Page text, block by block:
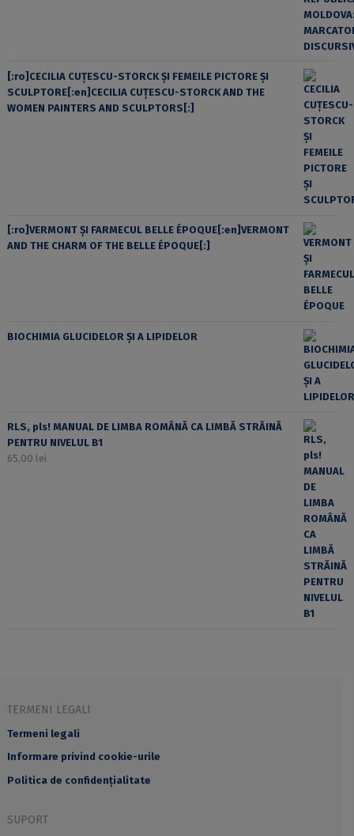
[:ro]CECILIA CUŢESCU-STORCK ŞI FEMEILE PICTORE ŞI
SCULPTORE[:en]CECILIA CUŢESCU-STORCK AND THE
WOMEN PAINTERS AND SCULPTORS[:]
[:ro]VERMONT ȘI FARMECUL BELLE ÉPOQUE[:en]VERMONT
AND THE CHARM OF THE BELLE ÉPOQUE[:]
BIOCHIMIA GLUCIDELOR ȘI A LIPIDELOR
RLS, pls! MANUAL DE LIMBA ROMÂNĂ CA LIMBĂ STRĂINĂ
PENTRU NIVELUL B1
65,00 lei
TERMENI LEGALI
Termeni legali
Informare privind cookie-urile
Politica de confidențialitate
SUPORT